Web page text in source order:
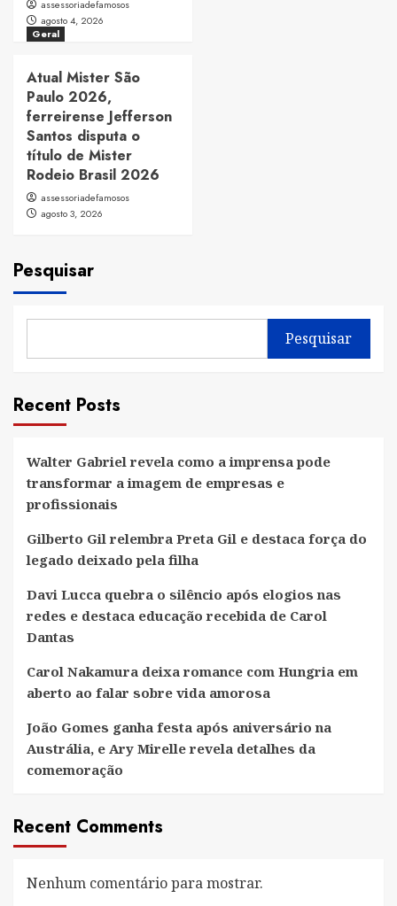
assessoriadefamosos
agosto 4, 2026
Geral
Atual Mister São
Paulo 2026,
ferreirense Jefferson
Santos disputa o
título de Mister
Rodeio Brasil 2026
assessoriadefamosos
agosto 3, 2026
Pesquisar
Pesquisar
Recent Posts
Walter Gabriel revela como a imprensa pode
transformar a imagem de empresas e
profissionais
Gilberto Gil relembra Preta Gil e destaca força do
legado deixado pela filha
Davi Lucca quebra o silêncio após elogios nas
redes e destaca educação recebida de Carol
Dantas
Carol Nakamura deixa romance com Hungria em
aberto ao falar sobre vida amorosa
João Gomes ganha festa após aniversário na
Austrália, e Ary Mirelle revela detalhes da
comemoração
Recent Comments
Nenhum comentário para mostrar.